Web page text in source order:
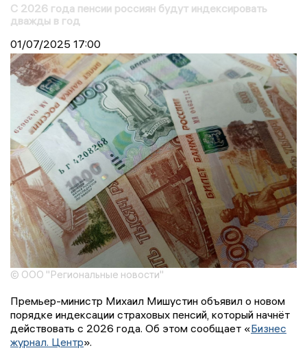
С 2026 года пенсии россиян будут индексировать
дважды в год
01/07/2025 17:00
© ООО "Региональные новости"
Премьер-министр Михаил Мишустин объявил о новом
порядке индексации страховых пенсий, который начнёт
действовать с 2026 года. Об этом сообщает «Бизнес
журнал. Центр».